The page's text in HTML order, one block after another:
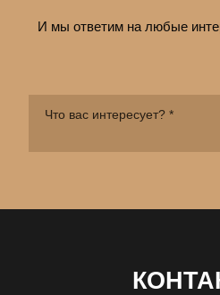
И мы ответим на любые